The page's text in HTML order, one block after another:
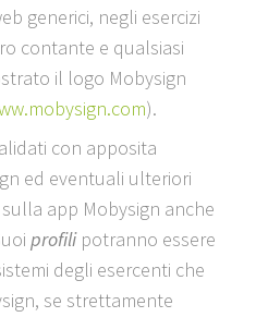
generici, negli esercizi
contante e qualsiasi
il logo Mobysign
).
con apposita
ed eventuali ulteriori
app Mobysign anche
profilipotranno essere
degli esercenti che
se strettamente